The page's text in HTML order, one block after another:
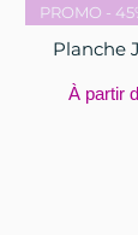
PROMO -
Planche
À partir
Prix
Prix